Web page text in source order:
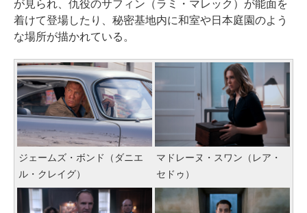
が見られ、仇役のサフィン（ラミ・マレック）が能面を
着けて登場したり、秘密基地内に和室や日本庭園のよう
な場所が描かれている。
ジェームズ・ボンド（ダニエ
ル・クレイグ）
マドレーヌ・スワン（レア・
セドゥ）